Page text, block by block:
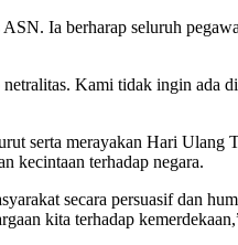
Ia berharap seluruh
Kami tidak ingin
serta merayakan Hari
kecintaan terhadap negara.
secara persuasif dan
kita terhadap